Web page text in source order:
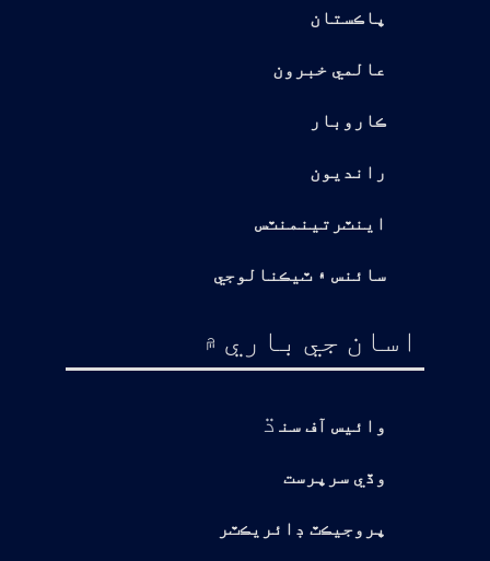
پاڪستان
عالمي خبرون
ڪاروبار
رانديون
اينٽرتينمنٽس
سائنس ۽ ٽيڪنالوجي
اسان جي باري ۾
وائيس آف سن ڌ
وڏي سرپرست
پروجيڪٽ ڊائريڪٽر